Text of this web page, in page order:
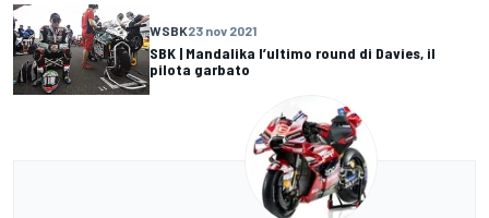
WSBK23 nov 2021
SBK | Mandalika l’ultimo round di Davies, il
pilota garbato